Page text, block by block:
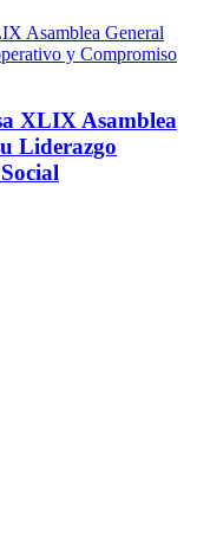
XLIX Asamblea
Liderazgo